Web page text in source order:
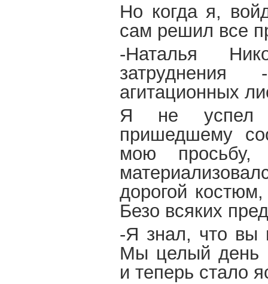
Но когда я,
сам решил все
-Наталья
агитационных
Я не успел
пришедшему
мою просьбу,
дорогой
Безо всяких
-Я знал, что вы
Мы целый день
и теперь стало